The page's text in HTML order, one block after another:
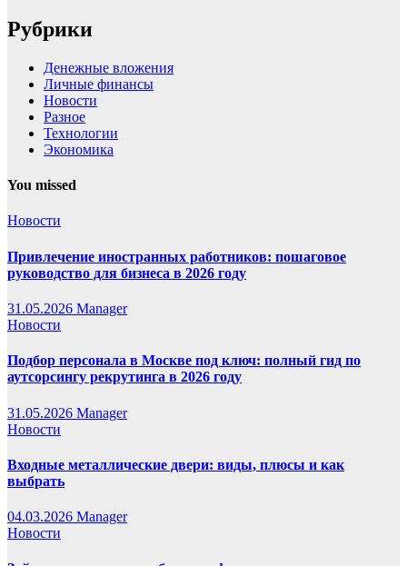
Рубрики
Денежные вложения
Личные финансы
Новости
Разное
Технологии
Экономика
You missed
Новости
Привлечение иностранных работников: пошаговое
руководство для бизнеса в 2026 году
31.05.2026 Manager
Новости
Подбор персонала в Москве под ключ: полный гид по
аутсорсингу рекрутинга в 2026 году
31.05.2026 Manager
Новости
Входные металлические двери: виды, плюсы и как
выбрать
04.03.2026 Manager
Новости